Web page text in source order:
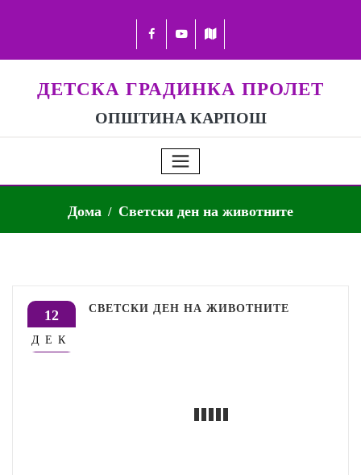
ДЕТСКА ГРАДИНКА ПРОЛЕТ
ОПШТИНА КАРПОШ
Дома Светски ден на животните
12
ДЕК
СВЕТСКИ ДЕН НА ЖИВОТНИТЕ